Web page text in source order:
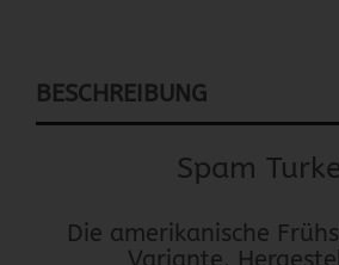
BESCHREIBUNG
Spam
Die amerikanische